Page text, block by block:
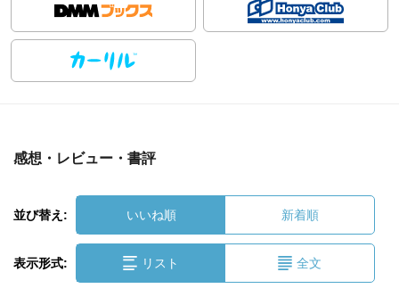
感想・レビュー・書評
並び替え: いいね順 新着順
表示形式: リスト 全文